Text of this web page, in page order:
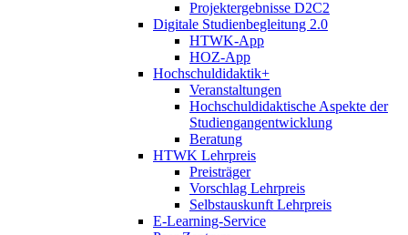
Projektergebnisse D2C2
Digitale Studienbegleitung 2.0
HTWK-App
HOZ-App
Hochschuldidaktik+
Veranstaltungen
Hochschuldidaktische Aspekte der
Studiengangentwicklung
Beratung
HTWK Lehrpreis
Preisträger
Vorschlag Lehrpreis
Selbstauskunft Lehrpreis
E-Learning-Service